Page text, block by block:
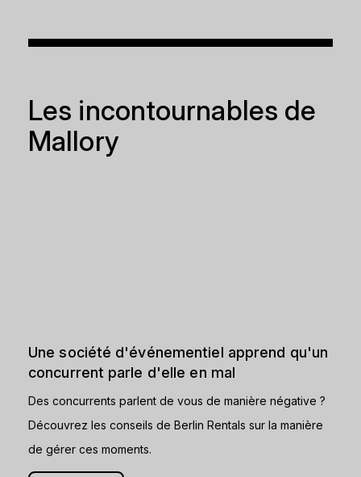
Les incontournables de
Mallory
Une société d'événementiel apprend qu'un
concurrent parle d'elle en mal
Des concurrents parlent de vous de manière négative ?
Découvrez les conseils de Berlin Rentals sur la manière
de gérer ces moments.